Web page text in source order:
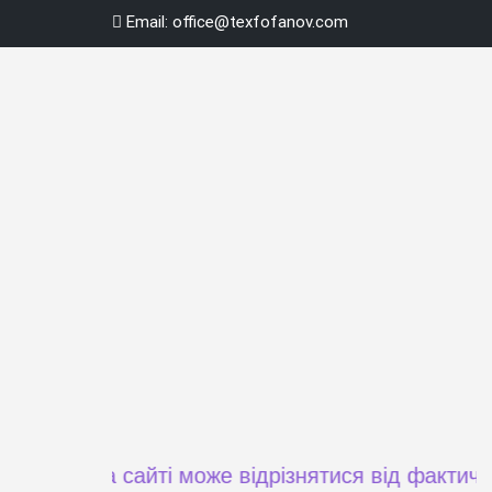
Email: office@texfofanov.com
на сайті може відрізнятися від фактичної ціни